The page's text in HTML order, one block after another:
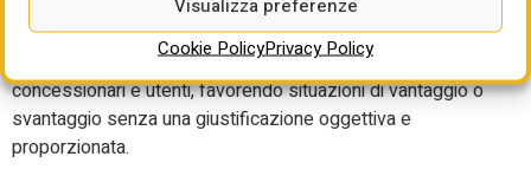
Visualizza preferenze
Cookie PolicyPrivacy Policy
del principio di uguaglianza e ragionevolezza (art. 3 ). Le
norme producevano trattamenti non uniformi tra
concessionari e utenti, favorendo situazioni di vantaggio o
svantaggio senza una giustificazione oggettiva e
proporzionata.